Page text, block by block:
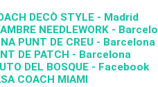
DECÒ STYLE - Madrid
NEEDLEWORK -
PUNT DE CREU - Barcelona
DE PATCH - Barcelona
DEL BOSQUE - Facebook
COACH MIAMI